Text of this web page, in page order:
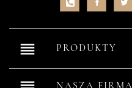
reorder PRODUKTY